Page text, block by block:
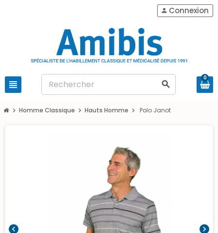
view_headline search
person Connexion
0
chevron_right Homme Classique chevron_right Hauts Homme chevron_right Polo Janot
chevron_left chevron_right